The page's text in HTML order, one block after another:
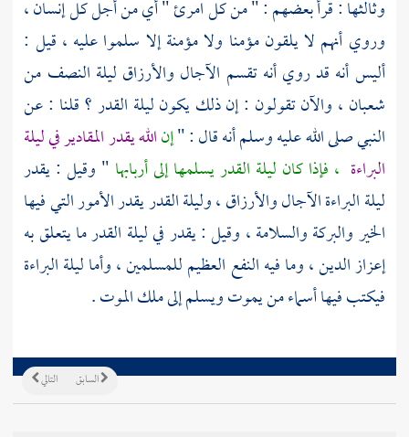
وثالثها : قرأ بعضهم : " من كل امرئ " أي من أجل كل إنسان ،
وروي أنهم لا يلقون مؤمنا ولا مؤمنة إلا سلموا عليه ، قيل :
أليس أنه قد روي أنه تقسم الآجال والأرزاق ليلة النصف من
شعبان ، والآن تقولون : إن ذلك يكون ليلة القدر ؟ قلنا : عن
النبي صلى الله عليه وسلم أنه قال : "إنالله يقدر المقادير في ليلة
البراءة ، فإذا كان ليلة القدر يسلمها إلى أربابها " وقيل : يقدر
ليلة البراءة الآجال والأرزاق ، وليلة القدر يقدر الأمور التي فيها
الخير والبركة والسلامة ، وقيل : يقدر في ليلة القدر ما يتعلق به
إعزاز الدين ، وما فيه النفع العظيم للمسلمين ، وأما ليلة البراءة
فيكتب فيها أسماء من يموت ويسلم إلى ملك الموت .
التالي السابق